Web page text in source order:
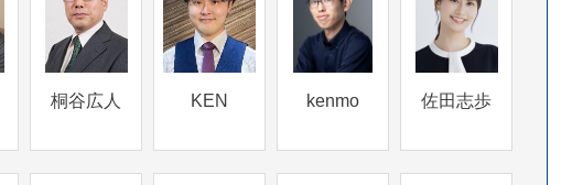
桐谷広人 KEN kenmo 佐田志歩